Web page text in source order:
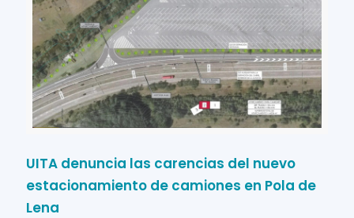
UITA denuncia las carencias del nuevo
estacionamiento de camiones en Pola de
Lena